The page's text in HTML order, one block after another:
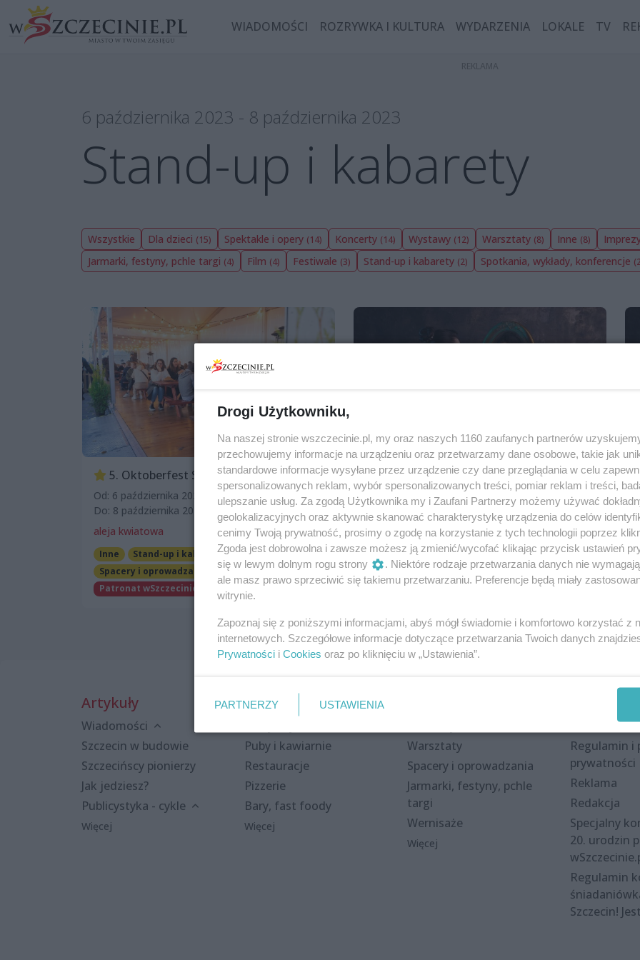
WIADOMOŚCI ROZRYWKA I KULTURA WYDARZENIA LOKALE TV
6 października 2023 - 8 października 2023
Stand-up i kabarety
Wszystkie Dla dzieci (15) Spektakle i opery (14) Koncerty (14) Wystawy (12) Warsztaty (8) Inne (8)
Jarmarki, festyny, pchle targi (4) Film (4) Festiwale (3) Stand-up i kabarety (2) Spotkania, wykłady, konferencje
5. Oktoberfest Szczecin
Od: 6 października 2023, 16:00
Do: 8 października 2023, 18:00
aleja kwiatowa
Inne
Stand-up i kabarety
Spacery i oprowadzania
Patronat wSzczecinie.pl
Darmowe
Olka Szczęśniak w programie „Skąpiec
poznawczy”
6 października 2023, 17:30
Nowa Dekadencja
Stand-up i kabarety
Artykuły
Wiadomości
Szczecin w budowie
Szczecińscy pionierzy
Jak jedziesz?
Publicystyka - cykle
Więcej
Miejsca
Puby i kawiarnie
Restauracje
Pizzerie
Bary, fast foody
Więcej
Warsztaty
Spacery i oprowadzania
Jarmarki, festyny, pchle
targi
Wernisaże
Więcej
Regulamin i
prywatności
Reklama
Redakcja
Specjalny
20. urodzin
Regulamin
Szczecin!
Drogi Użytkowniku,
Na naszej stronie wszczecinie.pl, my oraz naszych 1160 zaufanych partnerów
przechowujemy informacje na urządzeniu oraz przetwarzamy dane osobowe, takie jak
standardowe informacje wysyłane przez urządzenie czy dane przeglądania w celu
spersonalizowanych reklam, wybór spersonalizowanych treści, pomiar reklam i treści,
ulepszanie usług. Za zgodą Użytkownika my i Zaufani Partnerzy możemy używać
geolokalizacyjnych oraz aktywnie skanować charakterystykę urządzenia do celów
cenimy Twoją prywatność, prosimy o zgodę na korzystanie z tych technologii poprzez
Zgoda jest dobrowolna i zawsze możesz ją zmienić/wycofać klikając przycisk ustawień
się w lewym dolnym rogu strony
. Niektóre rodzaje przetwarzania danych nie
ale masz prawo sprzeciwić się takiemu przetwarzaniu. Preferencje będą miały
witrynie.
Zapoznaj się z poniższymi informacjami, abyś mógł świadomie i komfortowo korzystać z
internetowych. Szczegółowe informacje dotyczące przetwarzania Twoich danych
Prywatności i Cookies oraz po kliknięciu w „Ustawienia”.
PARTNERZY USTAWIENIA